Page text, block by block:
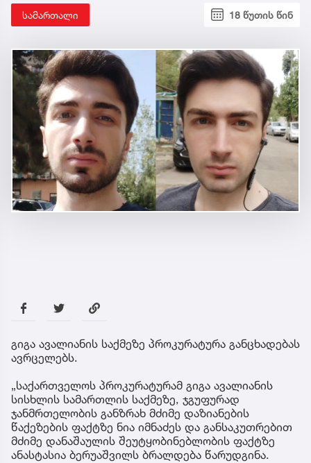
სამართალი 18 წუთის წინ
გიგა ავალიანის საქმეზე პროკურატურა განცხადებას
ავრცელებს.
„საქართველოს პროკურატურამ გიგა ავალიანის
სისხლის სამართლის საქმეზე, ჯგუფურად
ჯანმრთელობის განზრახ მძიმე დაზიანების
წაქეზების ფაქტზე ნია იმნაძეს და განსაკუთრებით
მძიმე დანაშაულის შეუტყობინებლობის ფაქტზე
ანასტასია ბერუაშვილს ბრალდება წარუდგინა.